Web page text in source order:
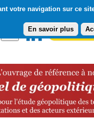
votre navigation sur ce
En savoir plus
Abonnement